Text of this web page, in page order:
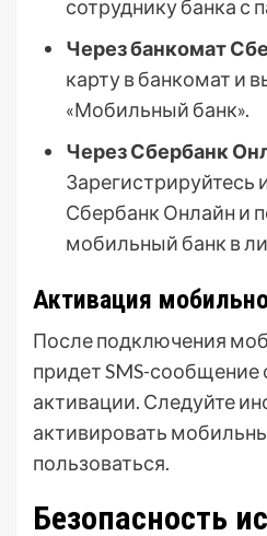
сотруднику банка с
Через банкомат
карту в банкомат и
«Мобильный банк».
Через Сбербанк
Зарегистрируйтесь
Сбербанк Онлайн и
мобильный банк в
Активация
После подключения
придет SMS-сообщение
активации. Следуйте
активировать
пользоваться.
Безопасность